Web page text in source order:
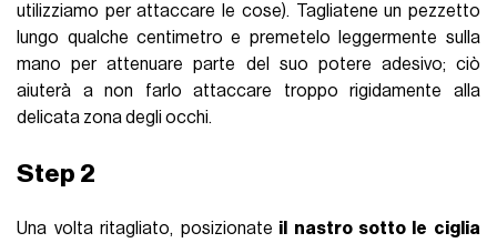
utilizziamo per attaccare le cose). Tagliatene un pezzetto
lungo qualche centimetro e premetelo leggermente sulla
mano per attenuare parte del suo potere adesivo; ciò
aiuterà a non farlo attaccare troppo rigidamente alla
delicata zona degli occhi.
Step 2
Una volta ritagliato, posizionate il nastro sotto le ciglia